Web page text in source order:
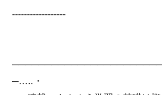
------------------
─…‥・